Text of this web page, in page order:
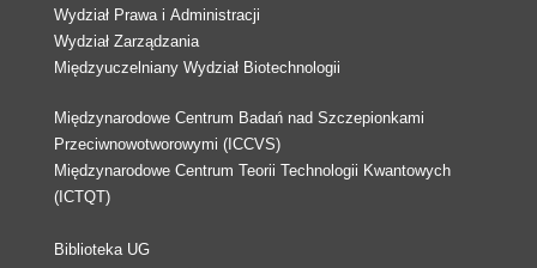
Wydział Prawa i Administracji
Wydział Zarządzania
Międzyuczelniany Wydział Biotechnologii
Międzynarodowe Centrum Badań nad Szczepionkami
Przeciwnowotworowymi (ICCVS)
Międzynarodowe Centrum Teorii Technologii Kwantowych
(ICTQT)
Biblioteka UG